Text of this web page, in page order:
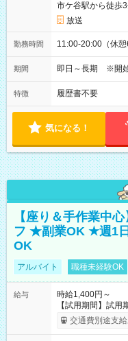
市ケ谷駅から徒歩
放送
勤務時間 11:00-20:00（休憩
期間 即日～長期 ※開
特徴 履歴書不要
気になる！
【座り＆手作業中
フ ★副業OK ★週1
OK
アルバイト 職種未経験OK
給与
時給1,400円～
【試用期間】試
給与は本採用時と
交通費別途支給